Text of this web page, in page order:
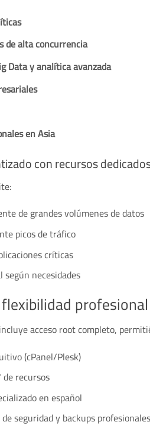
de alta concurrencia
Data y analítica avanzada
en Asia
con recursos
de grandes volúmenes de datos
picos de tráfico
críticas
necesidades
profesional
acceso root completo,
(cPanel/Plesk)
recursos
en español
seguridad y backups profesionales